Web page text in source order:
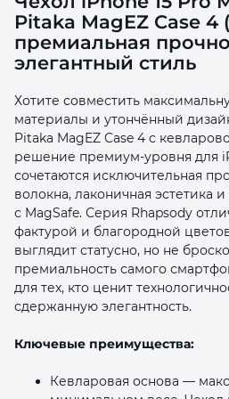
Pitaka MagEZ Case 4
премиальная
элегантный стиль
Хотите совместить
материалы и утончённый
Pitaka MagEZ Case 4 с
решение премиум‑уровня для
сочетаются исключительная
волокна, лаконичная эстетика
с MagSafe. Серия Rhapsody
фактурой и благородной
выглядит статусно, но не
премиальность самого
для тех, кто ценит
сдержанную элегантность.
Ключевые преимущества:
Кевларовая основа —